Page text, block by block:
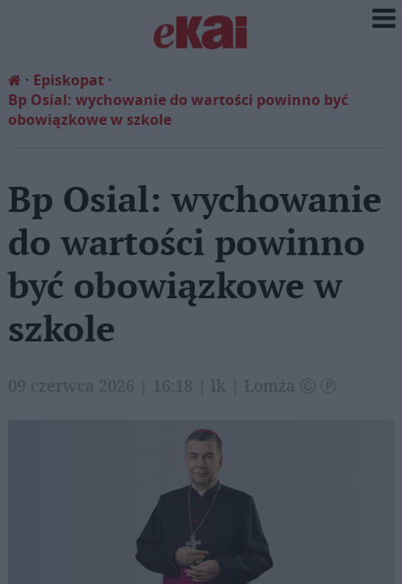
Episkopat
Bp Osial: wychowanie do wartości powinno być
obowiązkowe w szkole
Bp Osial: wychowanie
do wartości powinno
być obowiązkowe w
szkole
09 czerwca 2026 | 16:18 | lk | Łomża Ⓒ Ⓟ